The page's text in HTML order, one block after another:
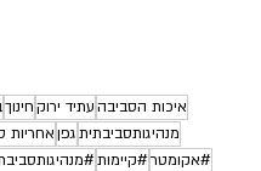
איכות הסביבה עתיד ירוק חינוך
מנהיגותסביבתית גפן אחריות
#אקומטר#קיימות